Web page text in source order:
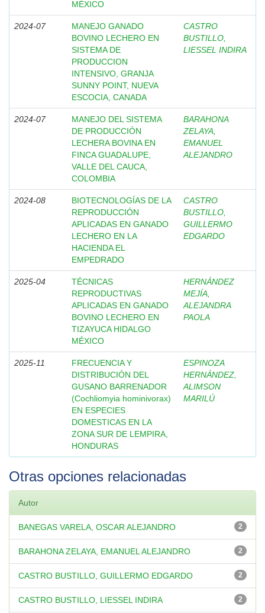
MÉXICO
2024-07
MANEJO GANADO
BOVINO LECHERO EN
SISTEMA DE
PRODUCCION
INTENSIVO, GRANJA
SUNNY POINT, NUEVA
ESCOCIA, CANADA
CASTRO
BUSTILLO,
LIESSEL INDIRA
2024-07
MANEJO DEL SISTEMA
DE PRODUCCIÓN
LECHERA BOVINA EN
FINCA GUADALUPE,
VALLE DEL CAUCA,
COLOMBIA
BARAHONA
ZELAYA,
EMANUEL
ALEJANDRO
2024-08
BIOTECNOLOGÍAS DE LA
REPRODUCCIÓN
APLICADAS EN GANADO
LECHERO EN LA
HACIENDA EL
EMPEDRADO
CASTRO
BUSTILLO,
GUILLERMO
EDGARDO
2025-04
TÉCNICAS
REPRODUCTIVAS
APLICADAS EN GANADO
BOVINO LECHERO EN
TIZAYUCA HIDALGO
MÉXICO
HERNÁNDEZ
MEJÍA,
ALEJANDRA
PAOLA
2025-11
FRECUENCIA Y
DISTRIBUCIÓN DEL
GUSANO BARRENADOR
(Cochliomyia hominivorax)
EN ESPECIES
DOMESTICAS EN LA
ZONA SUR DE LEMPIRA,
HONDURAS
ESPINOZA
HERNÁNDEZ,
ALIMSON
MARILÚ
Otras opciones relacionadas
Autor
2
BANEGAS VARELA, OSCAR ALEJANDRO
2
BARAHONA ZELAYA, EMANUEL ALEJANDRO
2
CASTRO BUSTILLO, GUILLERMO EDGARDO
2
CASTRO BUSTILLO, LIESSEL INDIRA